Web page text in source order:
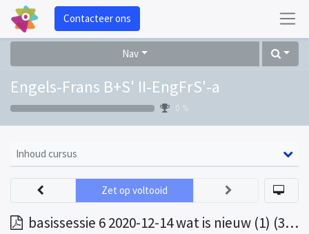
Contacteer ons
Nav
Engels-Frans B+S' II-EngFrS'-a
0 %
Inhoud cursus
basissessie 6 2020-12-14 wat is nieuw (1) (3) (2) (1)
Zet op voltooid